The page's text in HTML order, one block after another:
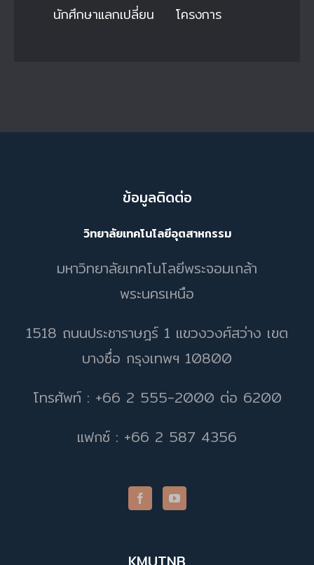
นักศึกษาแลกเปลี่ยน โครงการ
ข้อมูลติดต่อ
วิทยาลัยเทคโนโลยีอุตสาหกรรม
มหาวิทยาลัยเทคโนโลยีพระจอมเกล้า
พระนครเหนือ
1518 ถนนประชาราษฎร์ 1 แขวงวงศ์สว่าง เขต
บางซื่อ กรุงเทพฯ 10800
โทรศัพท์ : +66 2 555-2000 ต่อ 6200
แฟกซ์ : +66 2 587 4356